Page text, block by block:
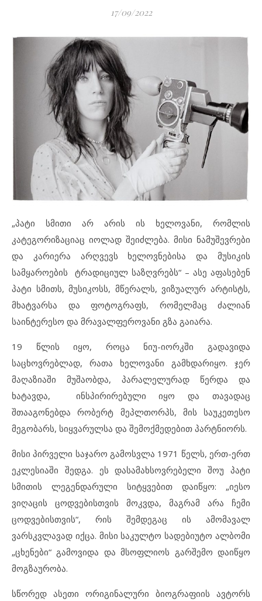
17/09/2022
„პატი სმითი არ არის ის ხელოვანი, რომლის
კატეგორიზაციაც იოლად შეიძლება. მისი ნამუშევრები
და კარიერა არღვევს ხელოვნებისა და მუსიკის
სამყაროების ტრადიციულ საზღვრებს“ – ასე აფასებენ
პატი სმითს, მუსიკოსს, მწერალს, ვიზუალურ არტისტს,
მხატვარსა და ფოტოგრაფს, რომელმაც ძალიან
საინტერესო და მრავალფეროვანი გზა გაიარა.
19 წლის იყო, როცა ნიუ-იორკში გადავიდა
საცხოვრებლად, რათა ხელოვანი გამხდარიყო. ჯერ
მაღაზიაში მუშაობდა, პარალელურად წერდა და
ხატავდა, ინსპირირებული იყო და თავადაც
შთააგონებდა რობერტ მეპლთორპს, მის საუკეთესო
მეგობარს, სიყვარულსა და შემოქმედებით პარტნიორს.
მისი პირველი საჯარო გამოსვლა 1971 წელს, ერთ-ერთ
ეკლესიაში შედგა. ეს დასამახსოვრებელი შოუ პატი
სმითის ლეგენდარული სიტყვებით დაიწყო: „იესო
ვიღაცის ცოდვებისთვის მოკვდა, მაგრამ არა ჩემი
ცოდვებისთვის“, რის შემდეგაც ის ამომავალ
ვარსკვლავად იქცა. მისი საკულტო სადებიუტო ალბომი
„ცხენები“ გამოვიდა და მსოფლიოს გარშემო დაიწყო
მოგზაურობა.
სწორედ ასეთი ორიგინალური ბიოგრაფიის ავტორს